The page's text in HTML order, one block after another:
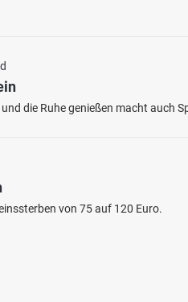
die Ruhe genießen macht auch
von 75 auf 120 Euro.